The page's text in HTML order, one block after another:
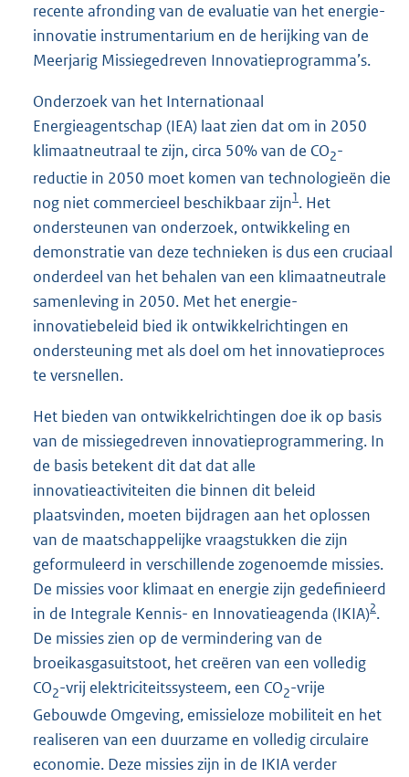
recente afronding van de evaluatie van het energie-
innovatie instrumentarium en de herijking van de
Meerjarig Missiegedreven Innovatieprogramma’s.
Onderzoek van het Internationaal
Energieagentschap (IEA) laat zien dat om in 2050
klimaatneutraal te zijn, circa 50% van de CO2-
reductie in 2050 moet komen van technologieën die
nog niet commercieel beschikbaar zijn1. Het
ondersteunen van onderzoek, ontwikkeling en
demonstratie van deze technieken is dus een cruciaal
onderdeel van het behalen van een klimaatneutrale
samenleving in 2050. Met het energie-
innovatiebeleid bied ik ontwikkelrichtingen en
ondersteuning met als doel om het innovatieproces
te versnellen.
Het bieden van ontwikkelrichtingen doe ik op basis
van de missiegedreven innovatieprogrammering. In
de basis betekent dit dat dat alle
innovatieactiviteiten die binnen dit beleid
plaatsvinden, moeten bijdragen aan het oplossen
van de maatschappelijke vraagstukken die zijn
geformuleerd in verschillende zogenoemde missies.
De missies voor klimaat en energie zijn gedefinieerd
in de Integrale Kennis- en Innovatieagenda (IKIA)2.
De missies zien op de vermindering van de
broeikasgasuitstoot, het creëren van een volledig
CO2-vrij elektriciteitssysteem, een CO2-vrije
Gebouwde Omgeving, emissieloze mobiliteit en het
realiseren van een duurzame en volledig circulaire
economie. Deze missies zijn in de IKIA verder